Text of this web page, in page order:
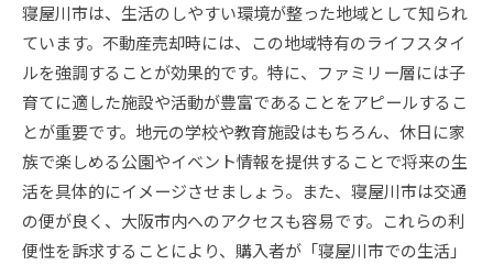
寝屋川市は、生活のしやすい環境が整った地域として知られ
ています。不動産売却時には、この地域特有のライフスタイ
ルを強調することが効果的です。特に、ファミリー層には子
育てに適した施設や活動が豊富であることをアピールするこ
とが重要です。地元の学校や教育施設はもちろん、休日に家
族で楽しめる公園やイベント情報を提供することで将来の生
活を具体的にイメージさせましょう。また、寝屋川市は交通
の便が良く、大阪市内へのアクセスも容易です。これらの利
便性を訴求することにより、購入者が「寝屋川市での生活」